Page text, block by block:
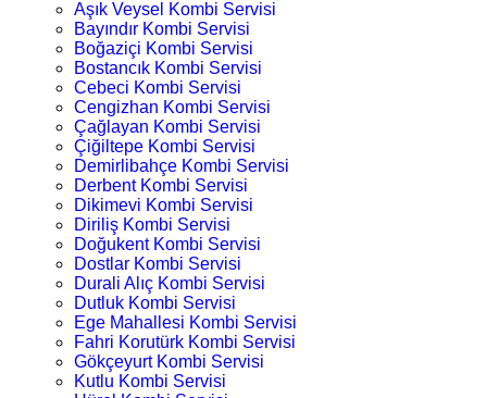
Aşık Veysel Kombi Servisi
Bayındır Kombi Servisi
Boğaziçi Kombi Servisi
Bostancık Kombi Servisi
Cebeci Kombi Servisi
Cengizhan Kombi Servisi
Çağlayan Kombi Servisi
Çiğiltepe Kombi Servisi
Demirlibahçe Kombi Servisi
Derbent Kombi Servisi
Dikimevi Kombi Servisi
Diriliş Kombi Servisi
Doğukent Kombi Servisi
Dostlar Kombi Servisi
Durali Alıç Kombi Servisi
Dutluk Kombi Servisi
Ege Mahallesi Kombi Servisi
Fahri Korutürk Kombi Servisi
Gökçeyurt Kombi Servisi
Kutlu Kombi Servisi